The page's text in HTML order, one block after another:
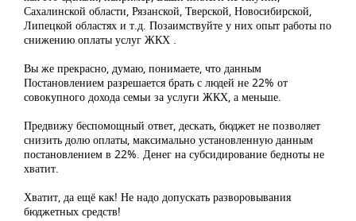
Сахалинской области, Рязанской, Тверской, Новосибирской,
Липецкой областях и т.д. Позаимствуйте у них опыт работы по
снижению оплаты услуг ЖКХ .
Вы же прекрасно, думаю, понимаете, что данным
Постановлением разрешается брать с людей не 22% от
совокупного дохода семьи за услуги ЖКХ, а меньше.
Предвижу беспомощный ответ, дескать, бюджет не позволяет
снизить долю оплаты, максимально установленную данным
постановлением в 22%. Денег на субсидирование бедноты не
хватит.
Хватит, да ещё как! Не надо допускать разворовывания
бюджетных средств!